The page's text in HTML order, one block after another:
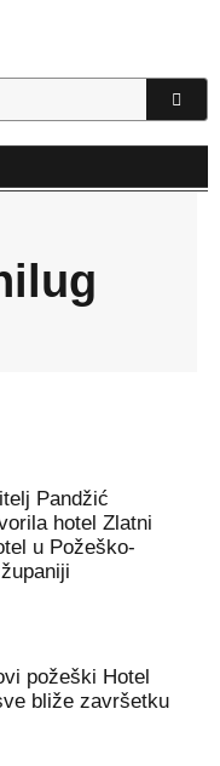
Pandžić
hotel Zlatni
u Požeško-
požeški Hotel
bliže završetku